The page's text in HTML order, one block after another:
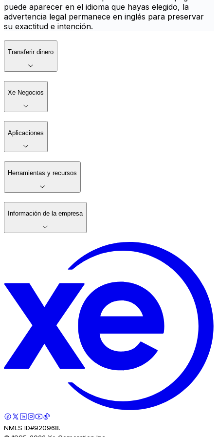
puede aparecer en el idioma que hayas elegido, la
advertencia legal permanece en inglés para preservar
su exactitud e intención.
Transferir dinero
Xe Negocios
Aplicaciones
Herramientas y recursos
Información de la empresa
NMLS ID#920968.